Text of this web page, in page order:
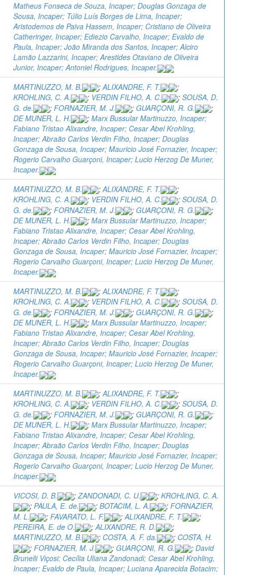
Matheus Fonseca de Souza, Incaper; Douglas Gonzaga de
Sousa, Incaper; Túlio Luís Borges de Lima, Incaper;
Aristodemos de Paiva Hassem, Incaper; Cristiano de Oliveira
Catheringer, Incaper; Ediezio Carvalho, Incaper; Evaldo de
Paula, Incaper; João Miranda dos Santos, Incaper; Alciro
Lamão Lazzarini, Incaper; Arestides Otaviano de Oliveira
Junior, Incaper; Antoniel Rodrigues, Incaper.
MARTINUZZO, M. B. ;ALIXANDRE, F. T.
;
KROHLING, C. A.
; VERDIN FILHO, A. C. ; SOUSA, D.
G. de.
; FORNAZIER, M. J. ; GUARÇONI, R. G.
;
DE MUNER, L. H.
; Marx Bussular Martinuzzo, Incaper;
Fabiano Tristao Alixandre, Incaper; Cesar Abel Krohling,
Incaper; Abraão Carlos Verdin Filho, Incaper; Douglas
Gonzaga de Sousa, Incaper; Mauricio José Fornazier, Incaper;
Rogerio Carvalho Guarçoni, Incaper; Lucio Herzog De Muner,
Incaper.
MARTINUZZO, M. B. ;ALIXANDRE, F. T.
;
KROHLING, C. A.
; VERDIN FILHO, A. C. ; SOUSA, D.
G. de.
; FORNAZIER, M. J. ; GUARÇONI, R. G.
;
DE MUNER, L. H.
; Marx Bussular Martinuzzo, Incaper;
Fabiano Tristao Alixandre, Incaper; Cesar Abel Krohling,
Incaper; Abraão Carlos Verdin Filho, Incaper; Douglas
Gonzaga de Sousa, Incaper; Mauricio José Fornazier, Incaper;
Rogerio Carvalho Guarçoni, Incaper; Lucio Herzog De Muner,
Incaper.
MARTINUZZO, M. B. ;ALIXANDRE, F. T.
;
KROHLING, C. A.
; VERDIN FILHO, A. C. ; SOUSA, D.
G. de.
; FORNAZIER, M. J. ; GUARÇONI, R. G.
;
DE MUNER, L. H.
; Marx Bussular Martinuzzo, Incaper;
Fabiano Tristao Alixandre, Incaper; Cesar Abel Krohling,
Incaper; Abraão Carlos Verdin Filho, Incaper; Douglas
Gonzaga de Sousa, Incaper; Mauricio José Fornazier, Incaper;
Rogerio Carvalho Guarçoni, Incaper; Lucio Herzog De Muner,
Incaper.
MARTINUZZO, M. B. ;ALIXANDRE, F. T.
;
KROHLING, C. A.
; VERDIN FILHO, A. C. ; SOUSA, D.
G. de.
; FORNAZIER, M. J. ; GUARÇONI, R. G.
;
DE MUNER, L. H.
; Marx Bussular Martinuzzo, Incaper;
Fabiano Tristao Alixandre, Incaper; Cesar Abel Krohling,
Incaper; Abraão Carlos Verdin Filho, Incaper; Douglas
Gonzaga de Sousa, Incaper; Mauricio José Fornazier, Incaper;
Rogerio Carvalho Guarçoni, Incaper; Lucio Herzog De Muner,
Incaper.
VICOSI, D. B. ;ZANDONADI, C. U. ; KROHLING, C. A.
; PAULA, E. de. ; BOTACIM, L. A. ; FORNAZIER,
M. L.
; FAVARATO, L. F. ; ALIXANDRE, F. T.
;
PEREIRA, E. de O.
; ALIXANDRE, R. D.
;
MARTINUZZO, M. B.
; COSTA, A. F. da. ; COSTA, H.
; FORNAZIER, M. J. ; GUARÇONI, R. G. ; David
Brunelli Viçosi; Cecília Uliana Zandonadi; Cesar Abel Krohling,
Incaper; Evaldo de Paula, Incaper; Luciana Aparecida Botacim;